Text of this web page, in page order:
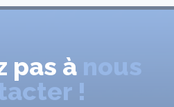
pas à nous
!